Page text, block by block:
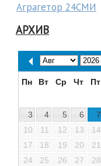
Аграгетор 24СМИ
АРХИВ
Пн Вт Ср Чт Пт
3
4 5 6 7
10
11 12 13 14
17
18 19 20 21
24
25 26 27 28